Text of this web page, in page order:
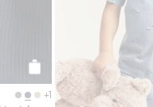
Köp
+1